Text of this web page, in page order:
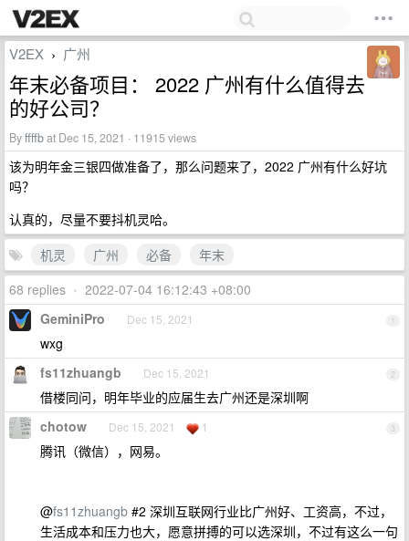
V2EX › 广州
年末必备项目： 2022 广州有什么值得去
的好公司？
Byffffbat Dec 15, 2021 · 11915 views
该为明年金三银四做准备了，那么问题来了，2022 广州有什么好坑
吗？
认真的，尽量不要抖机灵哈。
机灵
广州 必备
年末
68 replies • 2022-07-04 16:12:43 +08:00
1
GeminiPro Dec 15, 2021
wxg
2
fs11zhuangb Dec 15, 2021
借楼同问，明年毕业的应届生去广州还是深圳啊
3
chotow Dec 15, 2021 1
腾讯（微信），网易。
@fs11zhuangb #2 深圳互联网行业比广州好、工资高，不过，
生活成本和压力也大，愿意拼搏的可以选深圳，不过有这么一句